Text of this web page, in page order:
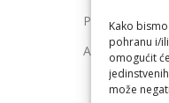
Kako
pohranu i/
omogućit
može
Poređenje
Adrese i